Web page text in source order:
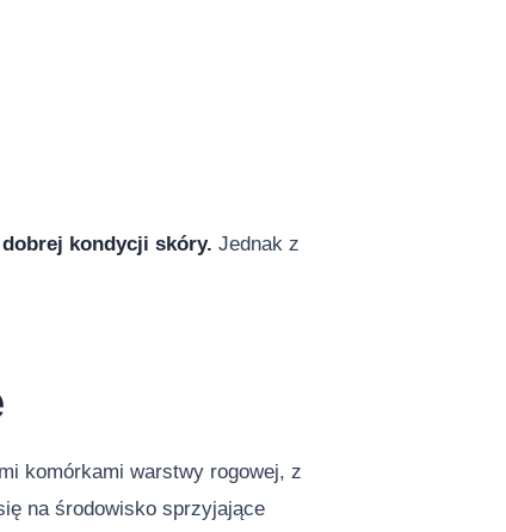
kondycji skóry. Jednak z
komórkami warstwy rogowej, z
na środowisko sprzyjające